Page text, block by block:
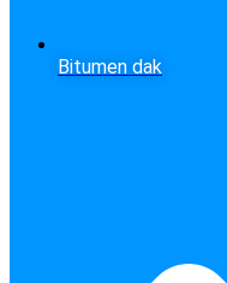
Bitumen dak